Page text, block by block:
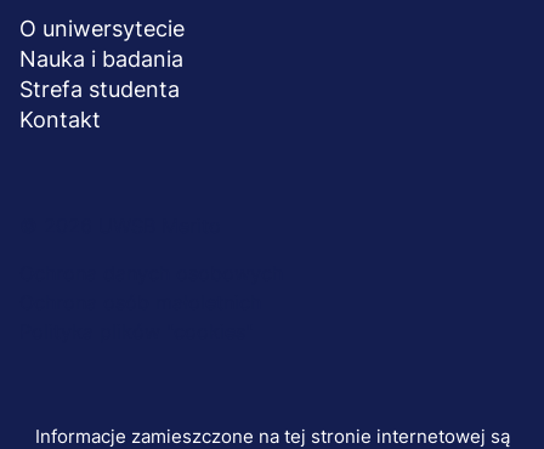
O uniwersytecie
Nauka i badania
Strefa studenta
Kontakt
Informacje zamieszczone na tej stronie internetowej są